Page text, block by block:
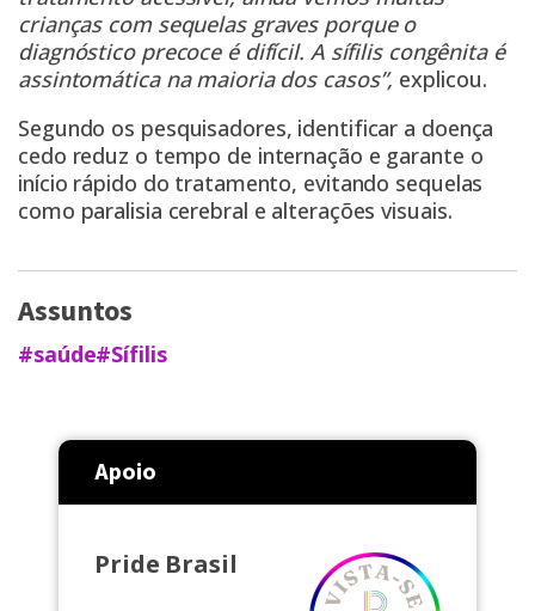
crianças com sequelas graves porque o
diagnóstico precoce é difícil. A sífilis congênita é
assintomática na maioria dos casos”, explicou.
Segundo os pesquisadores, identificar a doença
cedo reduz o tempo de internação e garante o
início rápido do tratamento, evitando sequelas
como paralisia cerebral e alterações visuais.
Assuntos
#saúde#Sífilis
Apoio
Pride Brasil